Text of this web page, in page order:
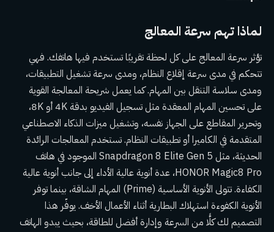
لماذا تهم سرعة المعالج
تؤثر سرعة المعالج على كل لحظة تقريبًا تستخدم فيها هاتفك. فهي
تتحكم في مدى سرعة إقلاع النظام، ومدى سرعة تشغيل التطبيقات،
ومدى سلاسة التنقل بين المهام. كما يعمل شريحة المعالجة القوية
على تحسين المهام المعقدة مثل تسجيل الفيديو بدقة 4K أو 8K،
وتحرير المقاطع على الجهاز نفسه، وتشغيل ميزات الذكاء الاصطناعي
المتقدمة في الكاميرا أو تطبيقات النظام. تستخدم المعالجات الرائدة
الحديثة، مثل Snapdragon 8 Elite Gen 5 الموجود في هاتف
HONOR Magic8 Pro، عدة أنوية عالية الأداء إلى جانب أنوية عالية
الكفاءة. تتولى الأنوية الأساسية (Prime) المهام الشاقة، بينما توفر
الأنوية الكفوءة استهلاك البطارية أثناء الأعمال الأخف. يوفّر هذا
التصميم لك كلًّا من السرعة وإدارة أفضل للطاقة، بحيث يبدو الهاتف